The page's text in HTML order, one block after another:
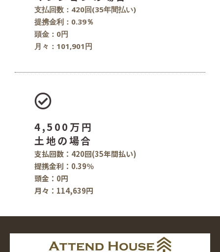
支払回数：420回(35年間払い)
提携金利：0.39％
頭金：0円
月々：101,901円
4,500万円
土地の場合
支払回数：420回(35年間払い)
提携金利：0.39％
頭金：0円
月々：114,639円